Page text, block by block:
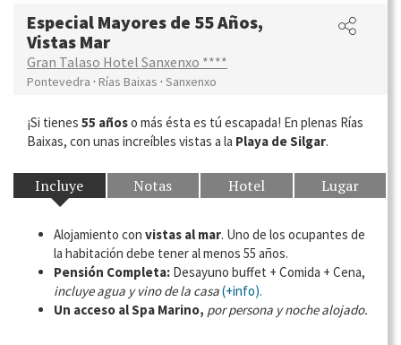
Especial Mayores de 55 Años,
Vistas Mar
Gran Talaso Hotel Sanxenxo ****
Pontevedra · Rías Baixas · Sanxenxo
¡Si tienes 55 añoso más ésta es tú escapada! En plenas Rías
Baixas, con unas increíbles vistas a la Playa de Silgar.
Incluye Notas Hotel Lugar
Alojamiento con vistas al mar. Uno de los ocupantes de
la habitación debe tener al menos 55 años.
Pensión Completa: Desayuno buffet + Comida + Cena,
incluye agua y vino de la casa(+info).
Un acceso al Spa Marino, por persona y noche alojado.